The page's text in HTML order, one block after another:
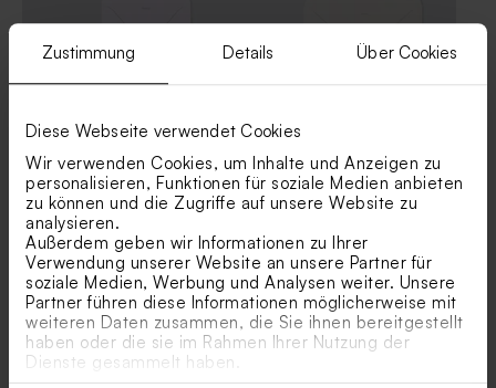
Zustimmung Details Über Cookies
Diese Webseite verwendet Cookies
Wir verwenden Cookies, um Inhalte und Anzeigen zu
personalisieren, Funktionen für soziale Medien anbieten
zu können und die Zugriffe auf unsere Website zu
analysieren.
Außerdem geben wir Informationen zu Ihrer
Verwendung unserer Website an unsere Partner für
soziale Medien, Werbung und Analysen weiter. Unsere
Partner führen diese Informationen möglicherweise mit
weiteren Daten zusammen, die Sie ihnen bereitgestellt
haben oder die sie im Rahmen Ihrer Nutzung der
Dienste gesammelt haben.
Umschlag